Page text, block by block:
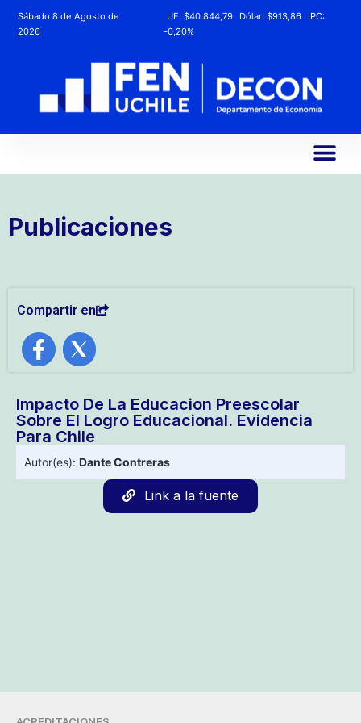
Sábado 8 de Agosto de
2026
UF:$40.844,79 Dólar:$913,86
IPC:
-0,20%
Publicaciones
Compartir en
Impacto De La Educacion Preescolar
Sobre El Logro Educacional. Evidencia
Para Chile
Autor(es): Dante Contreras
Link a la fuente